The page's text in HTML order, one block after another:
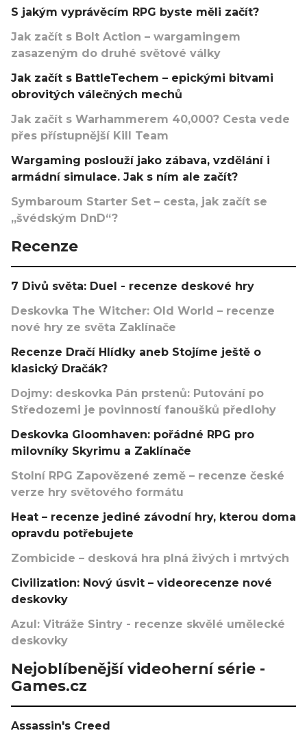
S jakým vyprávěcím RPG byste měli začít?
Jak začít s Bolt Action – wargamingem
zasazeným do druhé světové války
Jak začít s BattleTechem – epickými bitvami
obrovitých válečných mechů
Jak začít s Warhammerem 40,000? Cesta vede
přes přístupnější Kill Team
Wargaming poslouží jako zábava, vzdělání i
armádní simulace. Jak s ním ale začít?
Symbaroum Starter Set – cesta, jak začít se
„švédským DnD“?
Recenze
7 Divů světa: Duel - recenze deskové hry
Deskovka The Witcher: Old World – recenze
nové hry ze světa Zaklínače
Recenze Dračí Hlídky aneb Stojíme ještě o
klasický Dračák?
Dojmy: deskovka Pán prstenů: Putování po
Středozemi je povinností fanoušků předlohy
Deskovka Gloomhaven: pořádné RPG pro
milovníky Skyrimu a Zaklínače
Stolní RPG Zapovězené země – recenze české
verze hry světového formátu
Heat – recenze jediné závodní hry, kterou doma
opravdu potřebujete
Zombicide – desková hra plná živých i mrtvých
Civilization: Nový úsvit – videorecenze nové
deskovky
Azul: Vitráže Sintry - recenze skvělé umělecké
deskovky
Nejoblíbenější videoherní série -
Games.cz
Assassin's Creed